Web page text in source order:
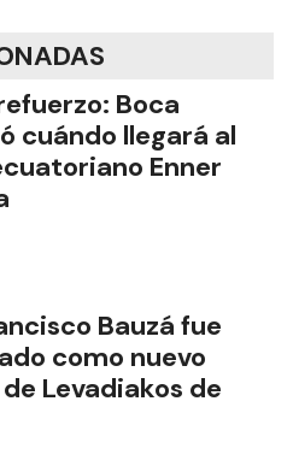
Boca
cuándo llegará al
Enner
Bauzá fue
como nuevo
Levadiakos de